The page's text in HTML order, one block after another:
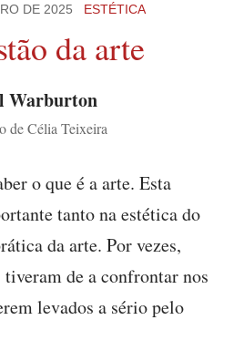
DE 2025 ESTÉTICA
da arte
Warburton
de Célia Teixeira
o que é a arte. Esta
tanto na estética do
da arte. Por vezes,
tiveram de a confrontar nos
levados a sério pelo